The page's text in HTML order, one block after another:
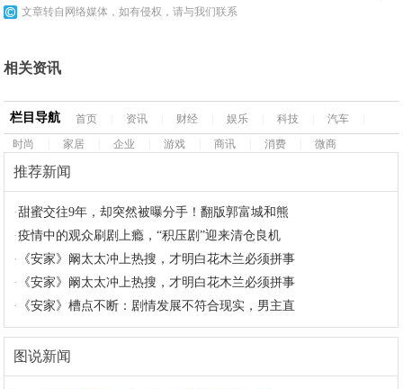
文章转自网络媒体，如有侵权，请与我们联系
相关资讯
栏目导航 首页 资讯 财经 娱乐 科技 汽车
时尚
家居 企业 游戏 商讯 消费 微商
推荐新闻
·甜蜜交往9年，却突然被曝分手！翻版郭富城和熊
·疫情中的观众刷剧上瘾，“积压剧”迎来清仓良机
·
《安家》阚太太冲上热搜，才明白花木兰必须拼事
·
《安家》阚太太冲上热搜，才明白花木兰必须拼事
·
《安家》槽点不断：剧情发展不符合现实，男主直
图说新闻